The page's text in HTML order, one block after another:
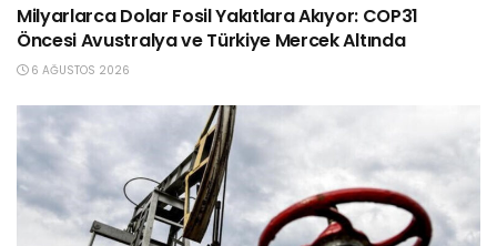
Milyarlarca Dolar Fosil Yakıtlara Akıyor: COP31
Öncesi Avustralya ve Türkiye Mercek Altında
6 AĞUSTOS 2026